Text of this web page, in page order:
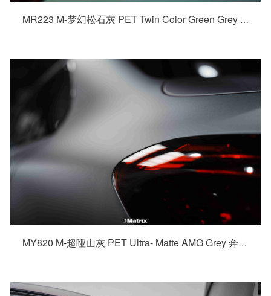
MR223 M-梦幻松石灰 PET Twin Color Green Grey 本田 思域
MY820 M-超哑山灰 PET Ultra- Matte AMG Grey 奔驰C63